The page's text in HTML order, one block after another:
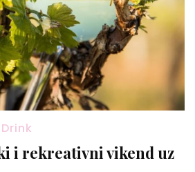
i rekreativni vikend uz